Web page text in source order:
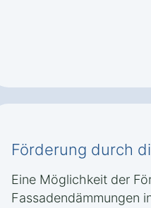
Förderung durch
Eine Möglichkeit der
Fassadendämmungen